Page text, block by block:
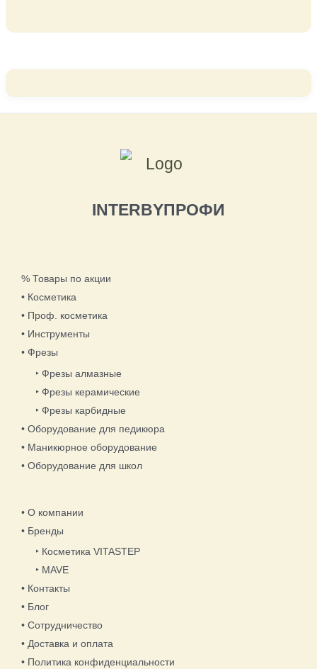
INTERBYПРОФИ
% Товары по акции
• Косметика
• Проф. косметика
• Инструменты
• Фрезы
‣ Фрезы алмазные
‣ Фрезы керамические
‣ Фрезы карбидные
• Оборудование для педикюра
• Маникюрное оборудование
• Оборудование для школ
• О компании
• Бренды
‣ Косметика VITASTEP
‣ MAVE
• Контакты
• Блог
• Сотрудничество
• Доставка и оплата
• Политика конфиденциальности